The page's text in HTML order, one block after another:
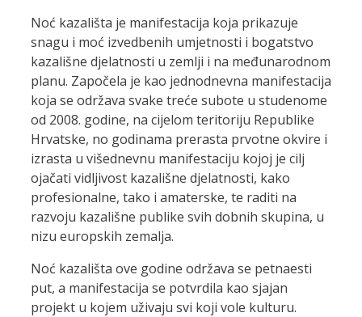
Noć kazališta je manifestacija koja prikazuje
snagu i moć izvedbenih umjetnosti i bogatstvo
kazališne djelatnosti u zemlji i na međunarodnom
planu. Započela je kao jednodnevna manifestacija
koja se održava svake treće subote u studenome
od 2008. godine, na cijelom teritoriju Republike
Hrvatske, no godinama prerasta prvotne okvire i
izrasta u višednevnu manifestaciju kojoj je cilj
ojačati vidljivost kazališne djelatnosti, kako
profesionalne, tako i amaterske, te raditi na
razvoju kazališne publike svih dobnih skupina, u
nizu europskih zemalja.
Noć kazališta ove godine održava se petnaesti
put, a manifestacija se potvrdila kao sjajan
projekt u kojem uživaju svi koji vole kulturu.